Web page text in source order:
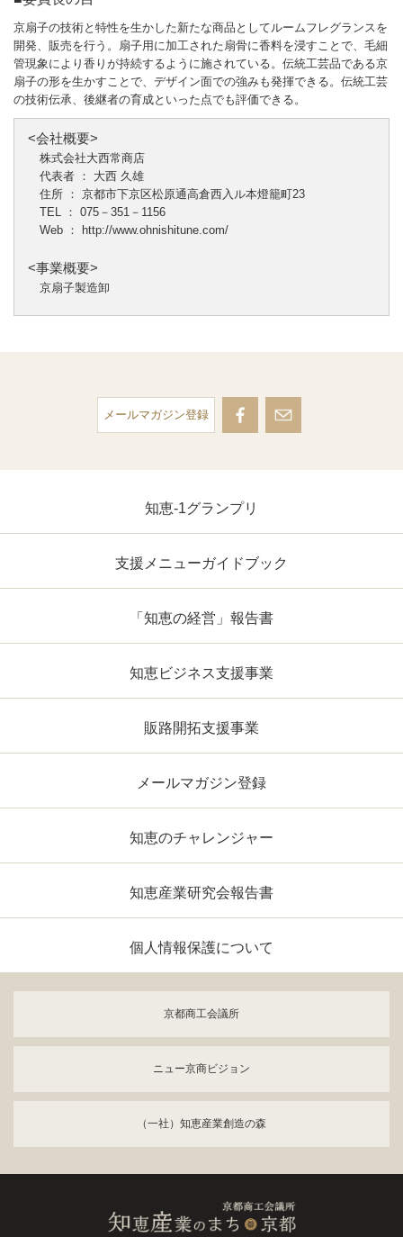
京扇子の技術と特性を生かした新たな商品としてルームフレグランスを
開発、販売を行う。扇子用に加工された扇骨に香料を浸すことで、毛細
管現象により香りが持続するように施されている。伝統工芸品である京
扇子の形を生かすことで、デザイン面での強みも発揮できる。伝統工芸
の技術伝承、後継者の育成といった点でも評価できる。
<会社概要>
株式会社大西常商店
代表者 ： 大西 久雄
住所 ： 京都市下京区松原通高倉西入ル本燈籠町23
TEL ： 075－351－1156
Web ：
http://www.ohnishitune.com/
<事業概要>
京扇子製造卸
メールマガジン登録
知恵-1グランプリ
支援メニューガイドブック
「知恵の経営」報告書
知恵ビジネス支援事業
販路開拓支援事業
メールマガジン登録
知恵のチャレンジャー
知恵産業研究会報告書
個人情報保護について
京都商工会議所
ニュー京商ビジョン
（一社）知恵産業創造の森